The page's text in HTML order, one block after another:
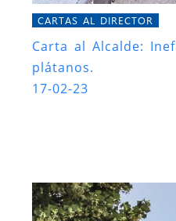
CARTAS AL DIRECTOR
Carta al Alcalde:
plátanos.
17-02-23